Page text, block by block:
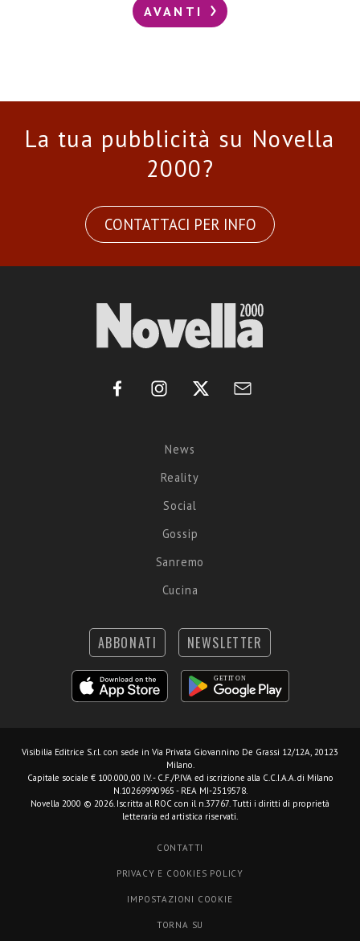
AVANTI
La tua pubblicità su Novella
2000?
CONTATTACI PER INFO
News
Reality
Social
Gossip
Sanremo
Cucina
ABBONATI NEWSLETTER
Visibilia Editrice S.r.l. con sede in Via Privata Giovannino De Grassi 12/12A, 20123
Milano.
Capitale sociale € 100.000,00 I.V. - C.F./P.IVA ed iscrizione alla C.C.I.A.A. di Milano
N.10269990965 - REA MI-2519578.
Novella 2000 © 2026. Iscritta al ROC con il n.37767. Tutti i diritti di proprietà
letteraria ed artistica riservati.
CONTATTI
PRIVACY E COOKIES POLICY
IMPOSTAZIONI COOKIE
TORNA SU